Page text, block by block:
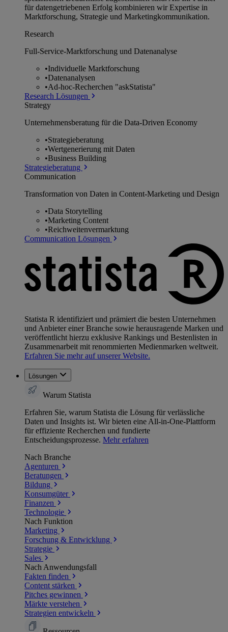
für datengetriebenen Erfolg kombinieren wir Expertise in
Marktforschung, Strategie und Marketingkommunikation.
Research
Full-Service-Marktforschung und Datenanalyse
•Individuelle Marktforschung
•Datenanalysen
•Ad-hoc-Recherchen "askStatista"
Research Lösungen
Strategy
Unternehmens­beratung für die Data-Driven Economy
•Strategieberatung
•Wertgenerierung mit Daten
•Business Building
Strategieberatung
Communication
Transformation von Daten in Content-Marketing und Design
•Data Storytelling
•Marketing Content
•Reichweitenvermarktung
Communication Lösungen
Statista R identifiziert und prämiert die besten Unternehmen
und Anbieter einer Branche sowie herausragende Marken und
veröffentlicht hierzu exklusive Rankings und Bestenlisten in
Zusammenarbeit mit renommierten Medienmarken weltweit.
Erfahren Sie mehr auf unserer Website.
Lösungen
Warum Statista
Erfahren Sie, warum Statista die Lösung für verlässliche
Daten und Insights ist. Wir bieten eine All-in-One-Plattform
für effiziente Recherchen und fundierte
Entscheidungsprozesse. Mehr erfahren
Nach Branche
Agenturen
Beratungen
Bildung
Konsumgüter
Finanzen
Technologie
Nach Funktion
Marketing
Forschung & Entwicklung
Strategie
Sales
Nach Anwendungsfall
Fakten finden
Content stärken
Pitches gewinnen
Märkte verstehen
Strategien entwickeln